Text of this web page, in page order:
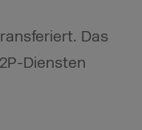
Das
Diensten